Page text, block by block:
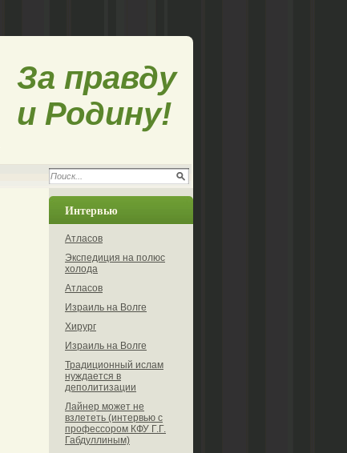
За правду
и Родину!
Интервью
Атласов
Экспедиция на полюс
холода
Атласов
Израиль на Волге
Хирург
Израиль на Волге
Традиционный ислам
нуждается в
деполитизации
Лайнер может не
взлететь (интервью с
профессором КФУ Г.Г.
Габдуллиным)